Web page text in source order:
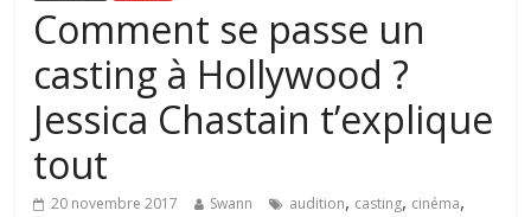
Comment se passe un
casting à Hollywood ?
Jessica Chastain t’explique
tout
20 novembre 2017 Swann audition, casting, cinéma,